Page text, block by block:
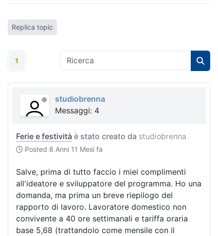
Replica topic
1
studiobrenna
Messaggi: 4
Ferie e festività è stato creato da studiobrenna
Posted 8 Anni 11 Mesi fa
Salve, prima di tutto faccio i miei complimenti
all'ideatore e sviluppatore del programma. Ho una
domanda, ma prima un breve riepilogo del
rapporto di lavoro. Lavoratore domestico non
convivente a 40 ore settimanali e tariffa oraria
base 5,68 (trattandolo come mensile con il